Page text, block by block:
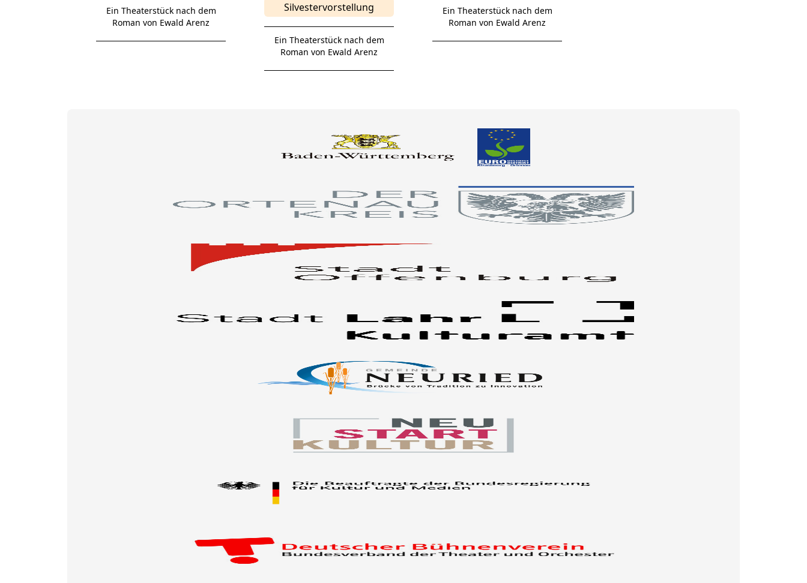
Ein Theaterstück nach dem
Roman von Ewald Arenz
Silvestervorstellung
Ein Theaterstück nach dem
Roman von Ewald Arenz
Ein Theaterstück nach dem
Roman von Ewald Arenz